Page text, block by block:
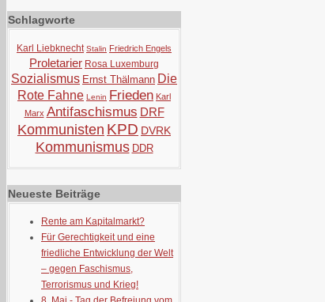
Schlagworte
Karl Liebknecht Stalin Friedrich Engels
Proletarier Rosa Luxemburg
Sozialismus Ernst Thälmann Die
Rote Fahne Lenin Frieden Karl
Marx Antifaschismus DRF
Kommunisten KPD DVRK
Kommunismus DDR
Neueste Beiträge
Rente am Kapitalmarkt?
Für Gerechtigkeit und eine
friedliche Entwicklung der Welt
– gegen Faschismus,
Terrorismus und Krieg!